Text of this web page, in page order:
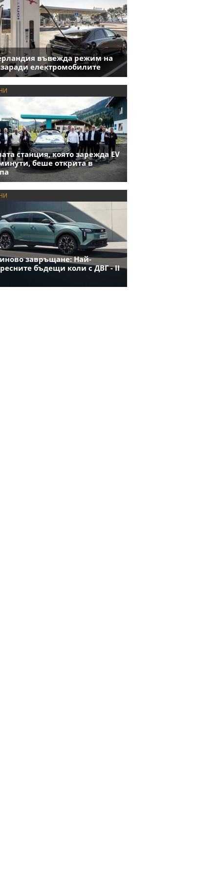
въвежда режим на
заради електромобилите
станция, която зарежда EV
беше открита в
завръщане: Най-
бъдещи коли с ДВГ - II